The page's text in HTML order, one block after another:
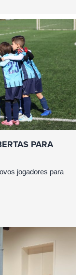
PARA
jogadores para